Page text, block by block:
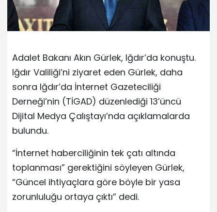
Adalet Bakanı Akın Gürlek, Iğdır’da konuştu.
Iğdır Valiliği’ni ziyaret eden Gürlek, daha
sonra Iğdır’da İnternet Gazeteciliği
Derneği’nin (TİGAD) düzenlediği 13’üncü
Dijital Medya Çalıştayı’nda açıklamalarda
bulundu.
“İnternet haberciliğinin tek çatı altında
toplanması” gerektiğini söyleyen Gürlek,
“Güncel ihtiyaçlara göre böyle bir yasa
zorunluluğu ortaya çıktı” dedi.